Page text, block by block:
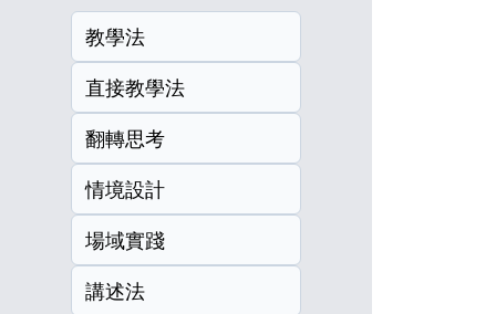
教學法
直接教學法
翻轉思考
情境設計
場域實踐
講述法